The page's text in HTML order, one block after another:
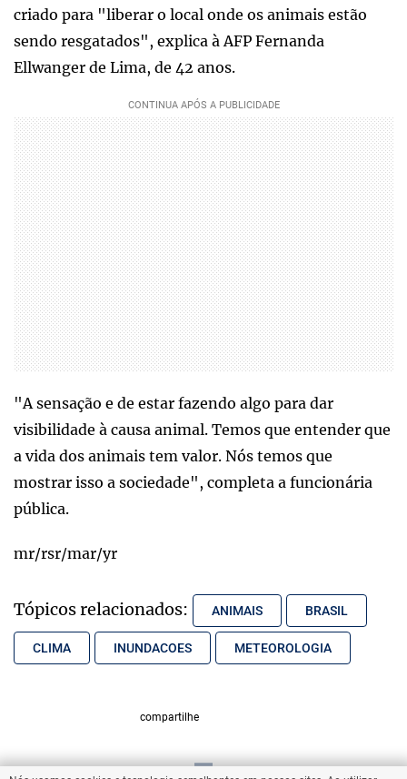
criado para "liberar o local onde os animais estão
sendo resgatados", explica à AFP Fernanda
Ellwanger de Lima, de 42 anos.
"A sensação e de estar fazendo algo para dar
visibilidade à causa animal. Temos que entender que
a vida dos animais tem valor. Nós temos que
mostrar isso a sociedade", completa a funcionária
pública.
mr/rsr/mar/yr
Tópicos relacionados: ANIMAIS BRASIL
CLIMA INUNDACOES METEOROLOGIA
compartilhe